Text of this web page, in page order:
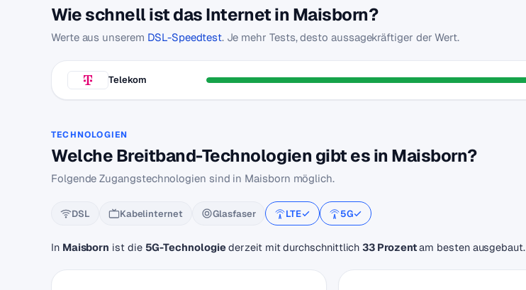
Wie schnell ist das Internet in Maisborn?
Werte aus unserem DSL-Speedtest. Je mehr Tests, desto aussagekräftiger der Wert.
Telekom
TECHNOLOGIEN
Welche Breitband-Technologien gibt es in Maisborn?
Folgende Zugangstechnologien sind in Maisborn möglich.
DSL Kabelinternet Glasfaser LTE 5G
In Maisborn ist die 5G-Technologiederzeit mit durchschnittlich33 Prozentam besten ausgebaut.